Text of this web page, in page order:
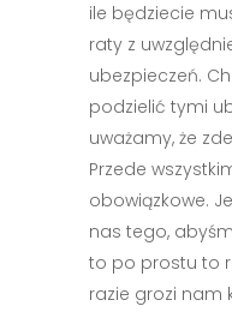
ile będziecie
raty z
ubezpieczeń.
podzielić tymi
uważamy, że
Przede
obowiązkowe.
nas tego,
to po prostu to
razie grozi nam